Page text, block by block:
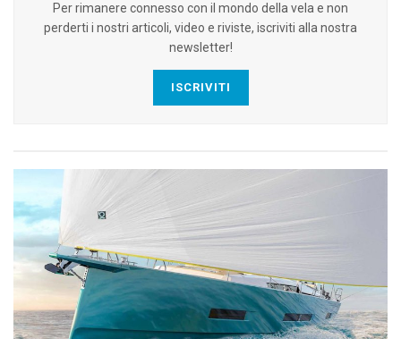
Per rimanere connesso con il mondo della vela e non
perderti i nostri articoli, video e riviste, iscriviti alla nostra
newsletter!
ISCRIVITI